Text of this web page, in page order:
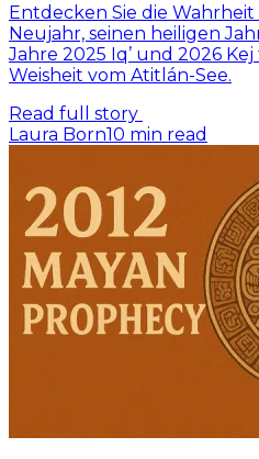
Entdecken Sie die
Neujahr, seinen heiligen
Jahre 2025 Iq’ und 2026
Weisheit vom Atitlán-See.
Read full story
Laura Born10 min read